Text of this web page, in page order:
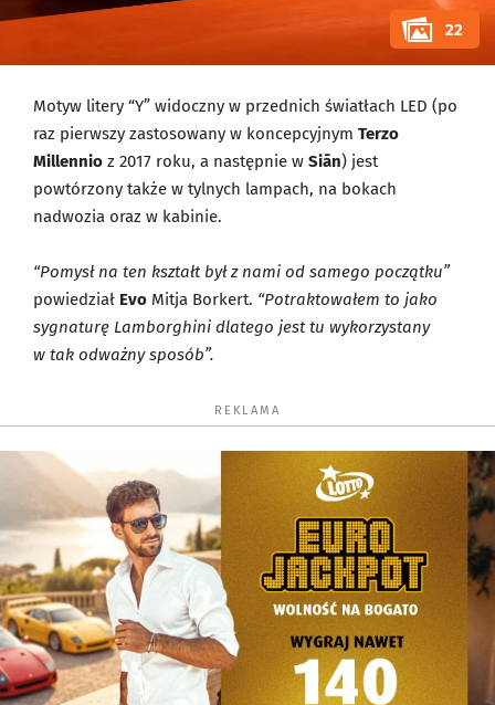
22
Motyw litery “Y” widoczny w przednich światłach LED (po
raz pierwszy zastosowany w koncepcyjnym Terzo
Millennio z 2017 roku, a następnie w Siān) jest
powtórzony także w tylnych lampach, na bokach
nadwozia oraz w kabinie.
“Pomysł na ten kształt był z nami od samego początku”
powiedział Evo Mitja Borkert. “Potraktowałem to jako
sygnaturę Lamborghini dlatego jest tu wykorzystany
w tak odważny sposób”.
REKLAMA